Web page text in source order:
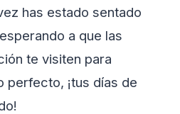
has estado sentado
a que las
te visiten para
¡tus días de